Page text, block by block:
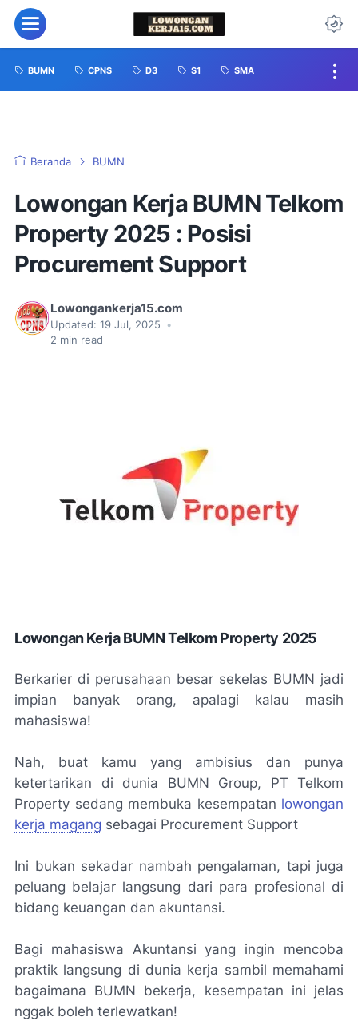
BUMN CPNS D3 S1 SMA
Beranda BUMN
Lowongan Kerja BUMN Telkom
Property 2025 : Posisi
Procurement Support
Lowongankerja15.com
Updated: 19 Jul, 2025
•
2 min read
Lowongan Kerja BUMN Telkom Property 2025
Berkarier di perusahaan besar sekelas BUMN jadi
impian banyak orang, apalagi kalau masih
mahasiswa!
Nah, buat kamu yang ambisius dan punya
ketertarikan di dunia BUMN Group, PT Telkom
Property sedang membuka kesempatan lowongan
kerja magang sebagai Procurement Support
Ini bukan sekadar nambah pengalaman, tapi juga
peluang belajar langsung dari para profesional di
bidang keuangan dan akuntansi.
Bagi mahasiswa Akuntansi yang ingin mencoba
praktik langsung di dunia kerja sambil memahami
bagaimana BUMN bekerja, kesempatan ini jelas
nggak boleh terlewatkan!